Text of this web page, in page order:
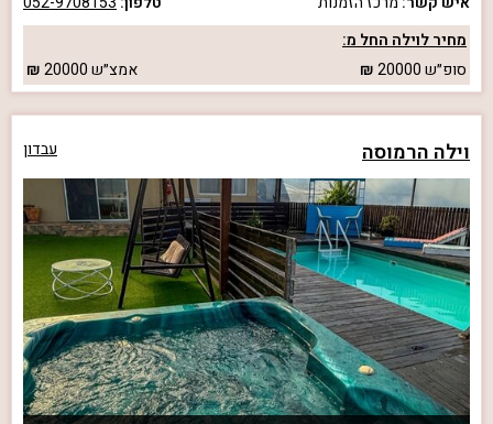
מחיר לוילה החל מ:
סופ״ש20000 אמצ״ש20000
וילה הרמוסה עבדון